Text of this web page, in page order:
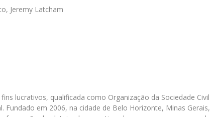
Jeremy Latcham
lucrativos, qualificada como Organização da Sociedade Civil
Fundado em 2006, na cidade de Belo Horizonte, Minas Gerais,